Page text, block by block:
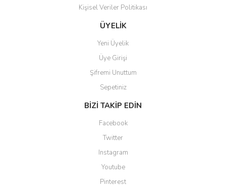
Kişisel Veriler Politikası
ÜYELİK
Yeni Üyelik
Üye Girişi
Şifremi Unuttum
Sepetiniz
BİZİ TAKİP EDİN
Facebook
Twitter
Instagram
Youtube
Pinterest